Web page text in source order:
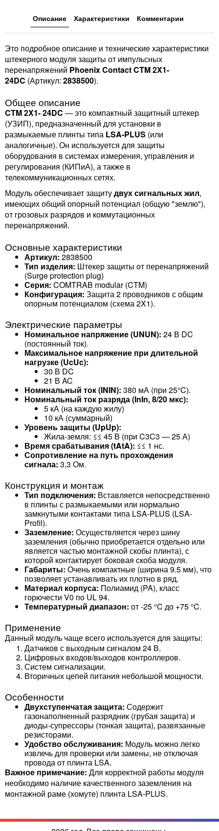
Описание Характеристики Комментарии
Это подробное описание и технические характеристики
штекерного модуля защиты от импульсных
перенапряжений Phoenix Contact CTM 2X1-
24DC (Артикул: 2838500).
Общее описание
CTM 2X1- 24DC — это компактный защитный штекер
(УЗИП), предназначенный для установки в
размыкаемые плинты типа LSA-PLUS (или
аналогичные). Он используется для защиты
оборудования в системах измерения, управления и
регулирования (КИПиА), а также в
телекоммуникационных сетях.
Модуль обеспечивает защитудвух сигнальных жил,
имеющих общий опорный потенциал (общую "землю"),
от грозовых разрядов и коммутационных
перенапряжений.
Основные характеристики
Артикул: 2838500
Тип изделия: Штекер защиты от перенапряжений
(Surge protection plug)
Серия: COMTRAB modular (CTM)
Конфигурация: Защита 2 проводников с общим
опорным потенциалом (схема 2X1).
Электрические параметры
Номинальное напряжение (UNUN​): 24 В DC
(постоянный ток).
Максимальное напряжение при длительной
нагрузке (UcUc​):
30 В DC
21 В AC
Номинальный ток (ININ​): 380 мА (при 25°C).
Номинальный ток разряда (InIn​, 8/20 мкс):
5 кА (на каждую жилу)
10 кА (суммарный)
Уровень защиты (UpUp​):
Жила-земля: ≤≤ 45 В (при C3C3​ — 25 А)
Время срабатывания (tAtA​): ≤≤ 1 нс.
Сопротивление на путь прохождения
сигнала: 3,3 Ом.
Конструкция и монтаж
Тип подключения: Вставляется непосредственно
в плинты с размыкаемыми или нормально
замкнутыми контактами типа LSA-PLUS (LSA-
Profil).
Заземление: Осуществляется через шину
заземления (обычно приобретается отдельно или
является частью монтажной скобы плинта), с
которой контактирует боковая скоба модуля.
Габариты: Очень компактные (ширина 9.5 мм), что
позволяет устанавливать их плотно в ряд.
Материал корпуса: Полиамид (PA), класс
горючести V0 по UL 94.
Температурный диапазон: от -25 °C до +75 °C.
Применение
Данный модуль чаще всего используется для защиты:
Датчиков с выходным сигналом 24 В.
Цифровых входов/выходов контроллеров.
Систем сигнализации.
Вторичных цепей питания небольшой мощности.
Особенности
Двухступенчатая защита: Содержит
газонаполненный разрядник (грубая защита) и
диоды-супрессоры (тонкая защита), развязанные
резисторами.
Удобство обслуживания: Модуль можно легко
извлечь для проверки или замены, не отключая
провода от плинта LSA.
Важное примечание: Для корректной работы модуля
необходимо наличие качественного заземления на
монтажной раме (хомуте) плинта LSA-PLUS.